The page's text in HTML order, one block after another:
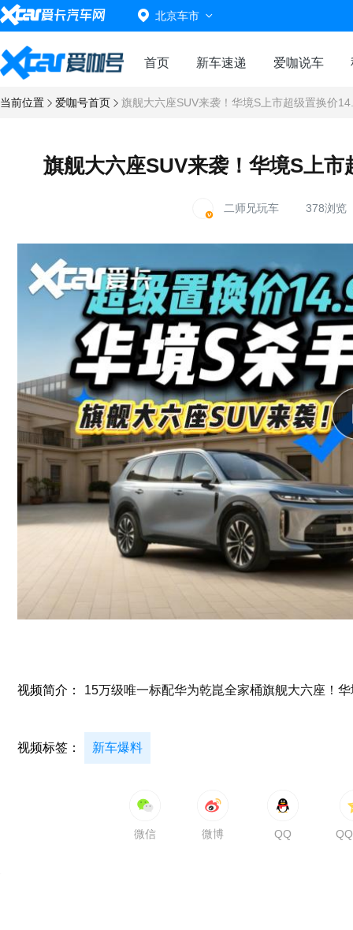
北京车市
首页 新车速递 爱咖说车
当前位置 爱咖号首页 旗舰大六座SUV来袭！华境S上市超级置换价
旗舰大六座SUV来袭！华境S上
二师兄玩车 378浏览
视频简介： 15万级唯一标配华为乾崑全家桶旗舰大六座！
视频标签： 新车爆料
微信 微博 QQ